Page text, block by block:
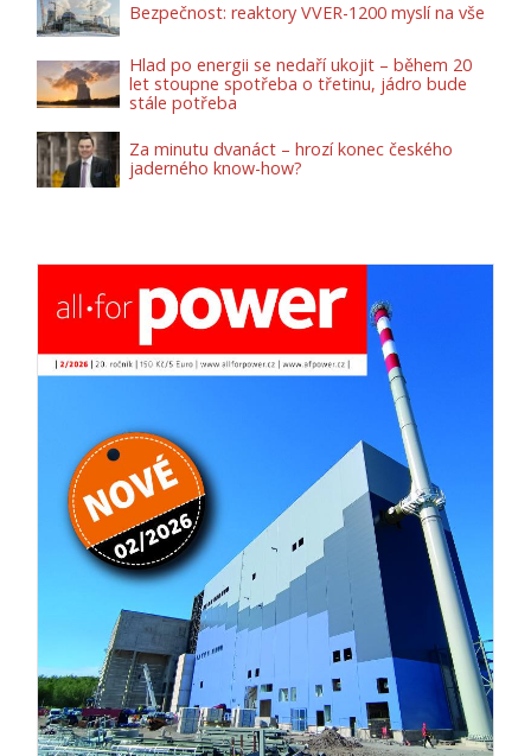
Bezpečnost: reaktory VVER-1200 myslí na vše
Hlad po energii se nedaří ukojit – během 20
let stoupne spotřeba o třetinu, jádro bude
stále potřeba
Za minutu dvanáct – hrozí konec českého
jaderného know-how?